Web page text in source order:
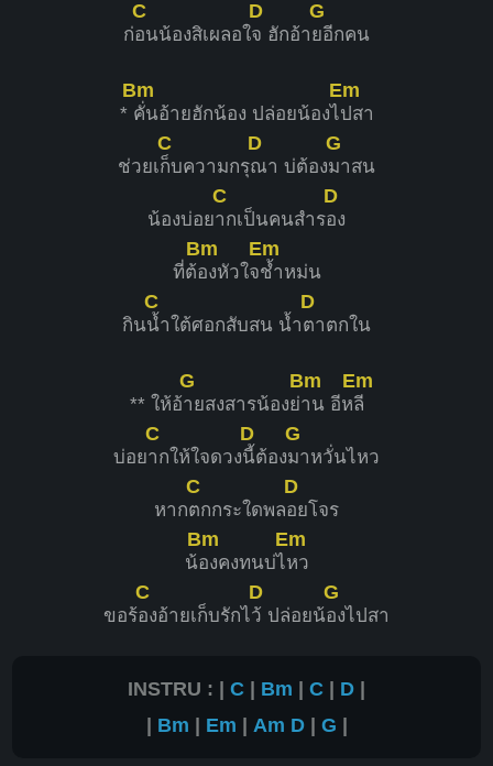
ก่
C
อนน้องสิเผลอใ
D
จ ฮักอ้า
G
ยอีกคน
*
Bm
คั่นอ้ายฮักน้อง ปล่อยน้องไ
Em
ปสา
ช่วยเ
C
ก็บความกรุ
D
ณา บ่ต้อง
G
มาสน
น้องบ่อย
C
ากเป็นคนสำร
D
อง
ที่ต้
Bm
องหัวใจ
Em
ช้ำหม่น
กิน
C
น้ำใต้ศอกสับสน น้ำ
D
ตาตกใน
** ให้อ้
G
ายสงสารน้องย่
Bm
าน อีห
Em
ลี
บ่อย
C
ากให้ใจดวง
D
นี้ต้อง
G
มาหวั่นไหว
หาก
C
ตกกระใดพล
D
อยโจร
น้
Bm
องคงทนบ่ไ
Em
หว
ขอร้
C
องอ้ายเก็บรักไ
D
ว้ ปล่อยน้
G
องไปสา
INSTRU : | C | Bm | C | D |
| Bm | Em | Am D| G |